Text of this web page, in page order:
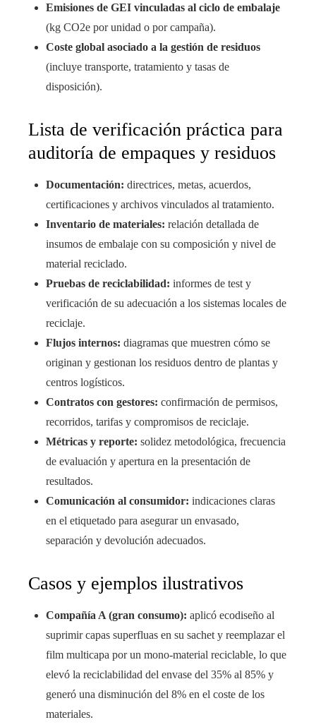
Emisiones de GEI vinculadas al ciclo de embalaje
(kg CO2e por unidad o por campaña).
Coste global asociado a la gestión de residuos
(incluye transporte, tratamiento y tasas de
disposición).
Lista de verificación práctica para
auditoría de empaques y residuos
Documentación: directrices, metas, acuerdos,
certificaciones y archivos vinculados al tratamiento.
Inventario de materiales: relación detallada de
insumos de embalaje con su composición y nivel de
material reciclado.
Pruebas de reciclabilidad: informes de test y
verificación de su adecuación a los sistemas locales de
reciclaje.
Flujos internos: diagramas que muestren cómo se
originan y gestionan los residuos dentro de plantas y
centros logísticos.
Contratos con gestores: confirmación de permisos,
recorridos, tarifas y compromisos de reciclaje.
Métricas y reporte: solidez metodológica, frecuencia
de evaluación y apertura en la presentación de
resultados.
Comunicación al consumidor: indicaciones claras
en el etiquetado para asegurar un envasado,
separación y devolución adecuados.
Casos y ejemplos ilustrativos
Compañía A (gran consumo): aplicó ecodiseño al
suprimir capas superfluas en su sachet y reemplazar el
film multicapa por un mono-material reciclable, lo que
elevó la reciclabilidad del envase del 35% al 85% y
generó una disminución del 8% en el coste de los
materiales.